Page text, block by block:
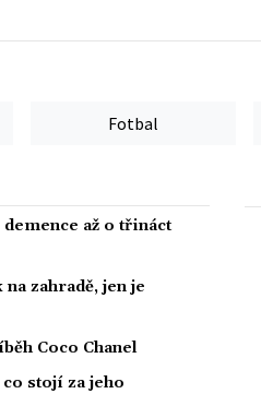
Fotbal
až o třináct
zahradě, jen je
Coco Chanel
stojí za jeho